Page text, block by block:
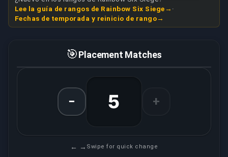
Lee la guía de rangos de Rainbow Six Siege
·
Fechas de temporada y reinicio de rango
🎯Placement Matches
− 5 +
← → Swipe for quick change